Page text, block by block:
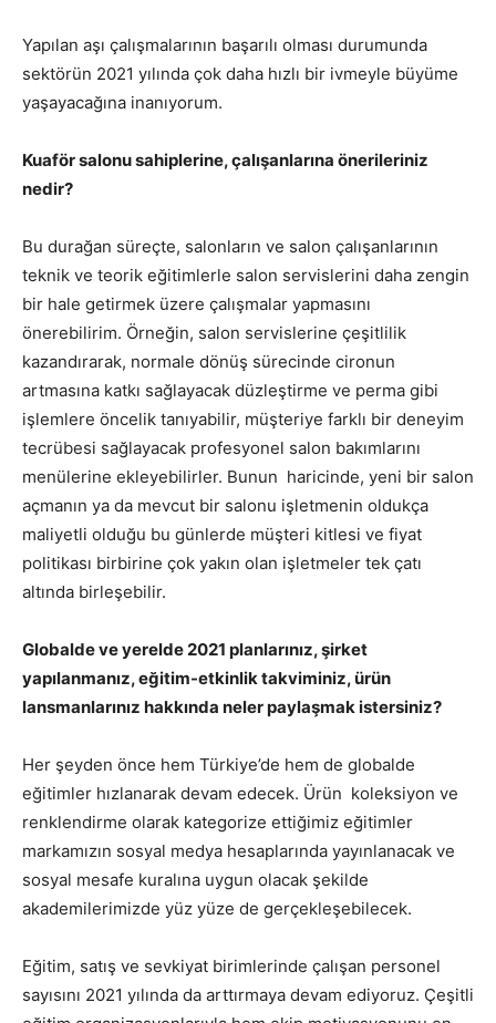
Yapılan aşı çalışmalarının başarılı olması durumunda
sektörün 2021 yılında çok daha hızlı bir ivmeyle büyüme
yaşayacağına inanıyorum.
Kuaför salonu sahiplerine, çalışanlarına önerileriniz
nedir?
Bu durağan süreçte, salonların ve salon çalışanlarının
teknik ve teorik eğitimlerle salon servislerini daha zengin
bir hale getirmek üzere çalışmalar yapmasını
önerebilirim. Örneğin, salon servislerine çeşitlilik
kazandırarak, normale dönüş sürecinde cironun
artmasına katkı sağlayacak düzleştirme ve perma gibi
işlemlere öncelik tanıyabilir, müşteriye farklı bir deneyim
tecrübesi sağlayacak profesyonel salon bakımlarını
menülerine ekleyebilirler. Bunun haricinde, yeni bir salon
açmanın ya da mevcut bir salonu işletmenin oldukça
maliyetli olduğu bu günlerde müşteri kitlesi ve fiyat
politikası birbirine çok yakın olan işletmeler tek çatı
altında birleşebilir.
Globalde ve yerelde 2021 planlarınız, şirket
yapılanmanız, eğitim-etkinlik takviminiz, ürün
lansmanlarınız hakkında neler paylaşmak istersiniz?
Her şeyden önce hem Türkiye’de hem de globalde
eğitimler hızlanarak devam edecek. Ürün koleksiyon ve
renklendirme olarak kategorize ettiğimiz eğitimler
markamızın sosyal medya hesaplarında yayınlanacak ve
sosyal mesafe kuralına uygun olacak şekilde
akademilerimizde yüz yüze de gerçekleşebilecek.
Eğitim, satış ve sevkiyat birimlerinde çalışan personel
sayısını 2021 yılında da arttırmaya devam ediyoruz. Çeşitli